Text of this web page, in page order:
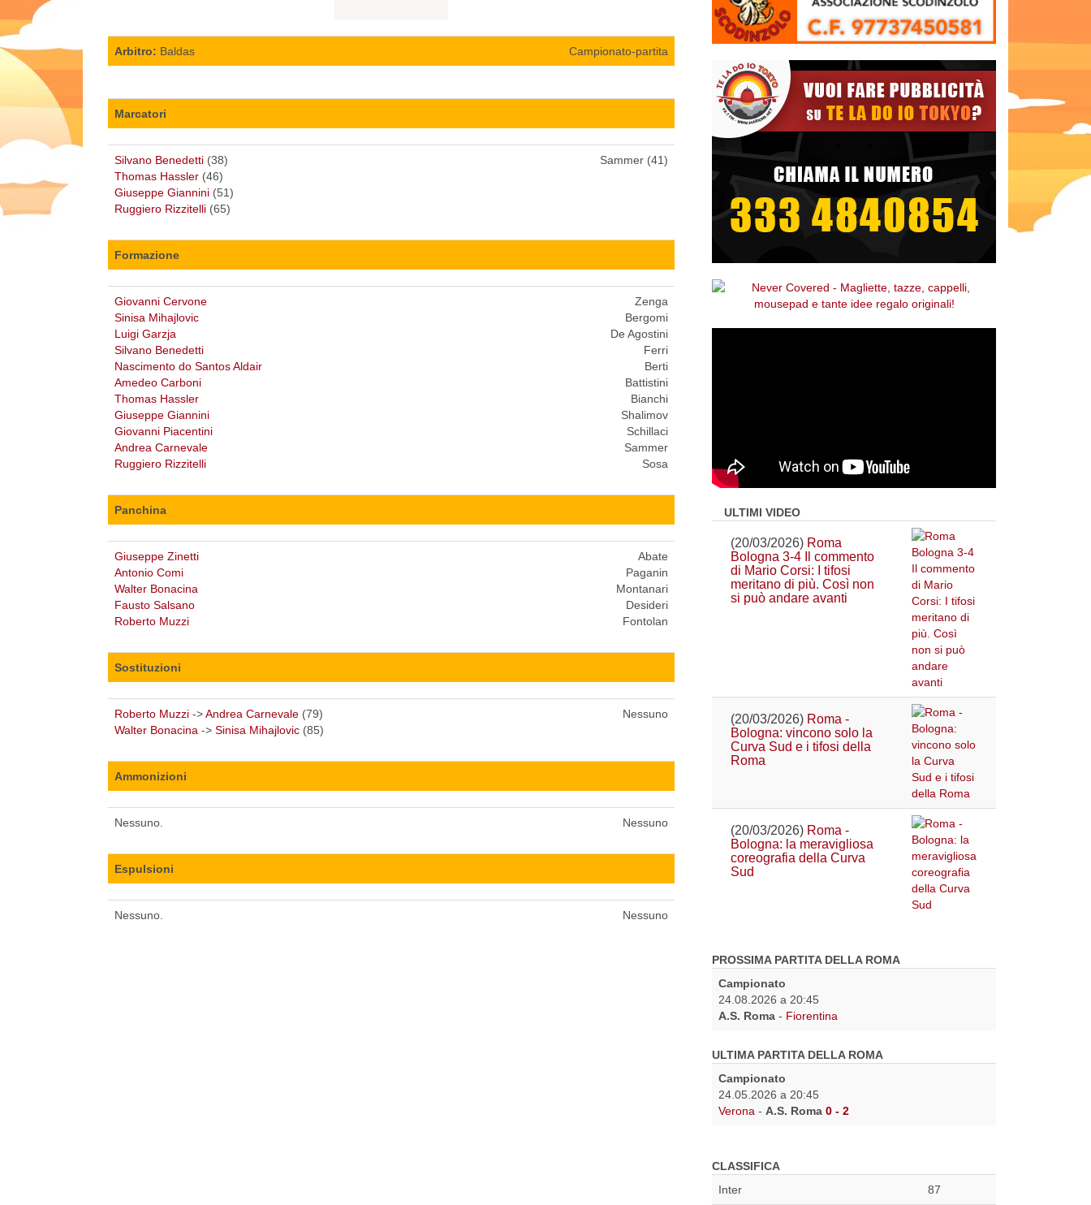
Arbitro: Baldas Campionato-partita
Marcatori
Silvano Benedetti (38)
Thomas Hassler (46)
Giuseppe Giannini (51)
Ruggiero Rizzitelli (65)
Sammer (41)
Formazione
Giovanni Cervone
Sinisa Mihajlovic
Luigi Garzja
Silvano Benedetti
Nascimento do Santos Aldair
Amedeo Carboni
Thomas Hassler
Giuseppe Giannini
Giovanni Piacentini
Andrea Carnevale
Ruggiero Rizzitelli
Zenga
Bergomi
De Agostini
Ferri
Berti
Battistini
Bianchi
Shalimov
Schillaci
Sammer
Sosa
Panchina
Giuseppe Zinetti
Antonio Comi
Walter Bonacina
Fausto Salsano
Roberto Muzzi
Abate
Paganin
Montanari
Desideri
Fontolan
Sostituzioni
Roberto Muzzi ->Andrea Carnevale (79)
Walter Bonacina -> Sinisa Mihajlovic (85)
Nessuno
Ammonizioni
Nessuno. Nessuno
Espulsioni
Nessuno. Nessuno
ULTIMI VIDEO
(20/03/2026) Roma
Bologna 3-4 Il commento
di Mario Corsi: I tifosi
meritano di più. Così non
si può andare avanti
(20/03/2026) Roma -
Bologna: vincono solo la
Curva Sud e i tifosi della
Roma
(20/03/2026) Roma -
Bologna: la meravigliosa
coreografia della Curva
Sud
PROSSIMA PARTITA DELLA ROMA
Campionato
24.08.2026 a 20:45
A.S. Roma - Fiorentina
ULTIMA PARTITA DELLA ROMA
Campionato
24.05.2026 a 20:45
Verona - A.S. Roma 0 - 2
CLASSIFICA
Inter
87